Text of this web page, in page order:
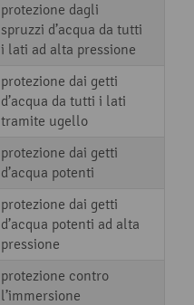
protezione dagli
spruzzi d’acqua da tutti
i lati ad alta pressione
protezione dai getti
d’acqua da tutti i lati
tramite ugello
protezione dai getti
d’acqua potenti
protezione dai getti
d’acqua potenti ad alta
pressione
protezione contro
l’immersione